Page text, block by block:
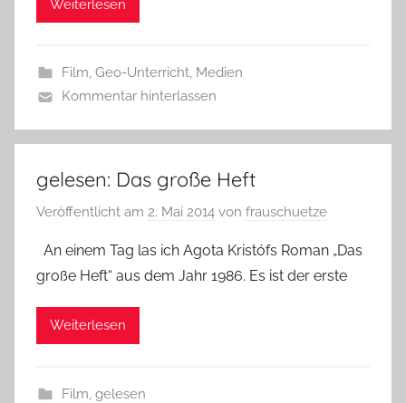
Weiterlesen
Film, Geo-Unterricht, Medien
Kommentar hinterlassen
gelesen: Das große Heft
Veröffentlicht am 2. Mai 2014 von frauschuetze
An einem Tag las ich Agota Kristófs Roman „Das
große Heft“ aus dem Jahr 1986. Es ist der erste
Weiterlesen
Film, gelesen